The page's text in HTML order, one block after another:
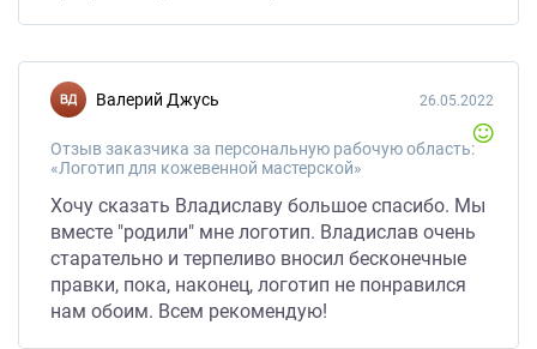
Валерий Джусь
Отзыв заказчика за персональную рабочую область:
«Логотип для кожевенной мастерской»
26.05.2022
Хочу сказать Владиславу большое спасибо. Мы
вместе "родили" мне логотип. Владислав очень
старательно и терпеливо вносил бесконечные
правки, пока, наконец, логотип не понравился
нам обоим. Всем рекомендую!